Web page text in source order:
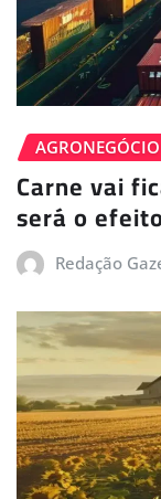
AGRONEGÓCIO
Carne vai
será o
Redação